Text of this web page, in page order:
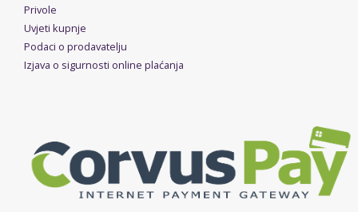
Privole
Uvjeti kupnje
Podaci o prodavatelju
Izjava o sigurnosti online plaćanja